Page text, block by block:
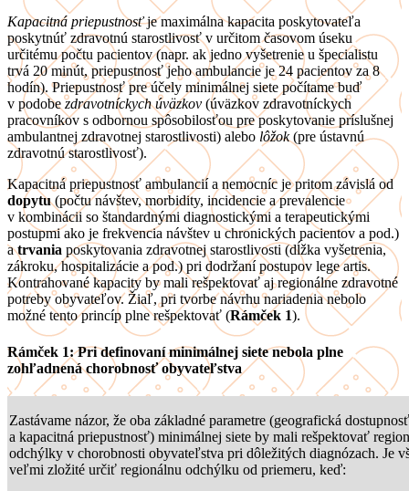
Kapacitná priepustnosťje maximálna kapacita poskytovateľa
poskytnúť zdravotnú starostlivosť v určitom časovom úseku
určitému počtu pacientov (napr. ak jedno vyšetrenie u špecialistu
trvá 20 minút, priepustnosť jeho ambulancie je 24 pacientov za 8
hodín). Priepustnosť pre účely minimálnej siete počítame buď
v podobezdravotníckych úväzkov (úväzkov zdravotníckych
pracovníkov s odbornou spôsobilosťou pre poskytovanie príslušnej
ambulantnej zdravotnej starostlivosti) alebo lôžok(pre ústavnú
zdravotnú starostlivosť).
Kapacitná priepustnosť ambulancií a nemocníc je pritom závislá od
dopytu(počtu návštev, morbidity, incidencie a prevalencie
v kombinácii so štandardnými diagnostickými a terapeutickými
postupmi ako je frekvencia návštev u chronických pacientov a pod.)
atrvania poskytovania zdravotnej starostlivosti (dĺžka vyšetrenia,
zákroku, hospitalizácie a pod.) pri dodržaní postupov lege artis.
Kontrahované kapacity by mali rešpektovať aj regionálne zdravotné
potreby obyvateľov. Žiaľ, pri tvorbe návrhu nariadenia nebolo
možné tento princíp plne rešpektovať (Rámček 1).
Rámček 1:Pri definovaní minimálnej siete nebola plne
zohľadnená chorobnosť obyvateľstva
Zastávame názor, že oba základné parametre (geografická dostupnosť
a kapacitná priepustnosť) minimálnej siete by mali rešpektovať
odchýlky v chorobnosti obyvateľstva pri dôležitých diagnózach. Je
veľmi zložité určiť regionálnu odchýlku od priemeru, keď: